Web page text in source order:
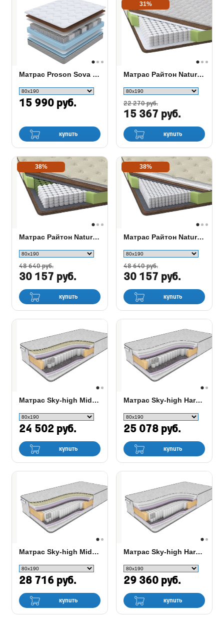
Матрас Proson Sova S/F
15 990 руб.
купить
31%
Матрас Райтон Natura Base F
22 270 руб.
15 367 руб.
купить
38%
Матрас Райтон Natura Comfort F
48 640 руб.
30 157 руб.
купить
38%
Матрас Райтон Natura Comfort M/F
48 640 руб.
30 157 руб.
купить
Матрас Sky-high Middle/Hard TFK
24 502 руб.
купить
Матрас Sky-high Hard TFK
25 078 руб.
купить
Матрас Sky-high Middle/Hard S-1000
28 716 руб.
купить
Матрас Sky-high Hard S-1000
29 360 руб.
купить